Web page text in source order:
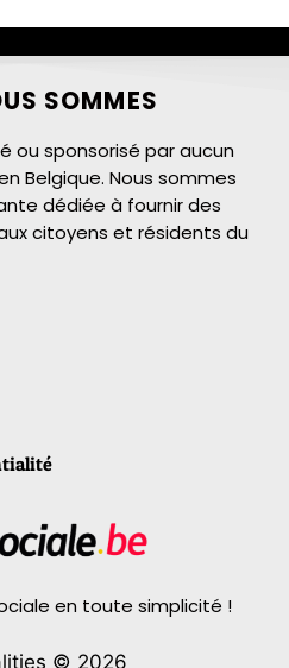
SOMMES
ou sponsorisé par aucun
Belgique. Nous sommes
dédiée à fournir des
citoyens et résidents du
en toute simplicité !
© 2026